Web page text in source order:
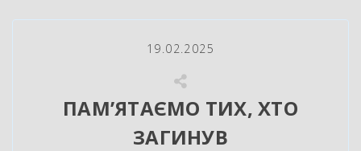
19.02.2025
ПАМ’ЯТАЄМО ТИХ, ХТО
ЗАГИНУВ